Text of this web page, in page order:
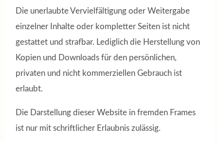
Die unerlaubte Vervielfältigung oder Weitergabe
einzelner Inhalte oder kompletter Seiten ist nicht
gestattet und strafbar. Lediglich die Herstellung von
Kopien und Downloads für den persönlichen,
privaten und nicht kommerziellen Gebrauch ist
erlaubt.
Die Darstellung dieser Website in fremden Frames
ist nur mit schriftlicher Erlaubnis zulässig.